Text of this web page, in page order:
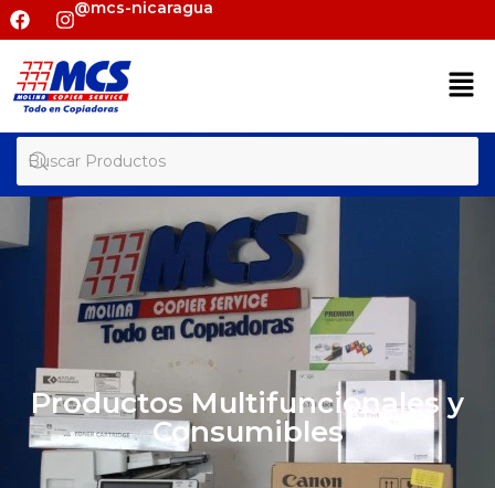
@mcs-nicaragua
Productos Multifuncionales y
Consumibles